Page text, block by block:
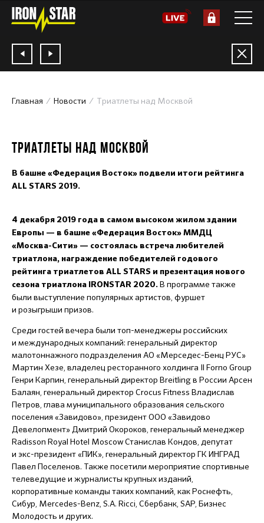
Главная Новости Триатлеты над Москвой
ТРИАТЛЕТЫ НАД МОСКВОЙ
В башне «Федерация Восток» подвели итоги рейтинга
ALL STARS 2019.
4 декабря 2019 года в самом высоком жилом здании
Европы — в башне «Федерация Восток» ММДЦ
«Москва-Сити» — состоялась встреча любителей
триатлона, награждение победителей годового
рейтинга триатлетов ALL STARS и презентация нового
сезона триатлона IRONSTAR 2020. В программе также
были выступление популярных артистов, фуршет
и розыгрыши призов.
Среди гостей вечера были топ-менеджеры российских
и международных компаний: генеральный директор
малотоннажного подразделения АО «Мерседес-Бенц РУС»
Мартин Хезе, владелец ресторанного холдинга Il Forno Group
Генри Карпин, генеральный директор Breitling в России Арсен
Балаян, генеральный директор Crocus Fitness Владислав
Петров, глава муниципального образования сельского
поселения «Завидово», президент ООО «Завидово
Девелопмент» Дмитрий Окороков, генеральный менеджер
Radisson Royal Hotel Moscow Станислав Кондов, депутат
и экс-президент «ПИК», генеральный директор ГК ИНГРАД
Павел Поселенов. Также посетили мероприятие спортивные
телеведущие и журналисты крупных изданий,
корпоративные команды таких компаний, как Роснефть,
Сибур, Mercedes-Benz, S.A. Ricci, Сбербанк, SAP, Бизнес
Молодость и других.